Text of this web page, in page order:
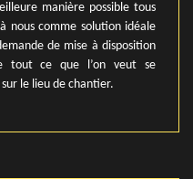
manière possible tous
nous comme solution idéale
de mise à disposition
tout ce que l’on veut se
le lieu de chantier.